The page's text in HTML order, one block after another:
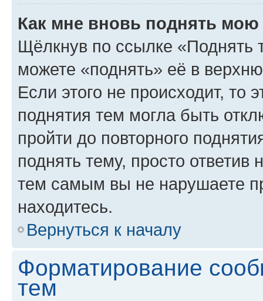
Как мне вновь поднять мою
Щёлкнув по ссылке «Поднять
можете «поднять» её в
Если этого не происходит, то
поднятия тем могла быть
пройти до повторного
поднять тему, просто ответив
тем самым вы не нарушаете
находитесь.
Вернуться к началу
Форматирование
тем